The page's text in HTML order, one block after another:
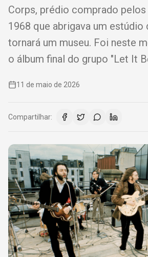
Corps, prédio comprado
1968 que abrigava um estúdio
tornará um museu. Foi neste
o álbum final do grupo "Let It
11 de maio de 2026
Compartilhar: